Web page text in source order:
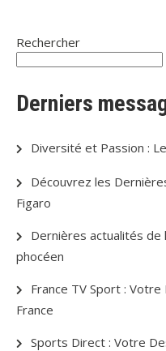
Rechercher
Derniers
Diversité et Passion :
Découvrez les
Figaro
Dernières actualités de
phocéen
France TV Sport :
France
Sports Direct : Votre